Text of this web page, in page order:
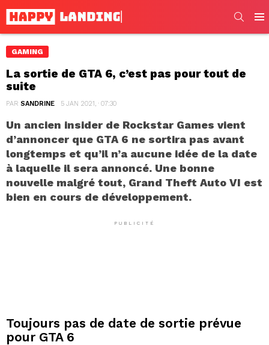
GAMING
La sortie de GTA 6, c’est pas pour tout de
suite
PAR SANDRINE 5 JAN 2021, · 07:30
Un ancien insider de Rockstar Games vient
d’annoncer que GTA 6 ne sortira pas avant
longtemps et qu’il n’a aucune idée de la date
à laquelle il sera annoncé. Une bonne
nouvelle malgré tout, Grand Theft Auto VI est
bien en cours de développement.
PUBLICITÉ
Toujours pas de date de sortie prévue
pour GTA 6